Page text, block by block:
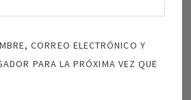
CORREO ELECTRÓNICO Y
PARA LA PRÓXIMA VEZ QUE